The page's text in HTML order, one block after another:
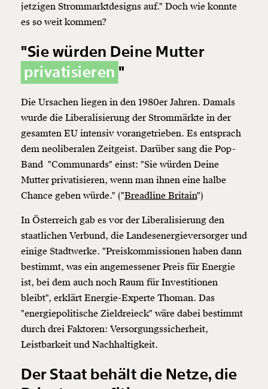
jetzigen Strommarktdesigns auf." Doch wie konnte
es so weit kommen?
"Sie würden Deine Mutter
privatisieren "
Die Ursachen liegen in den 1980er Jahren. Damals
wurde die Liberalisierung der Strommärkte in der
gesamten EU intensiv vorangetrieben. Es entsprach
dem neoliberalen Zeitgeist. Darüber sang die Pop-
Band "Communards" einst: "Sie würden Deine
Mutterprivatisieren, wenn man ihnen eine halbe
Chance geben würde." ("Breadline Britain")
In Österreich gab es vor der Liberalisierung den
staatlichen Verbund, die Landesenergieversorger und
einige Stadtwerke. "Preiskommissionen haben dann
bestimmt, was ein angemessener Preis für Energie
ist, bei dem auch noch Raum für Investitionen
bleibt", erklärt Energie-Experte Thoman. Das
"energiepolitische Zieldreieck" wäre dabei bestimmt
durch drei Faktoren: Versorgungssicherheit,
Leistbarkeit und Nachhaltigkeit.
Der Staat behält die Netze, die